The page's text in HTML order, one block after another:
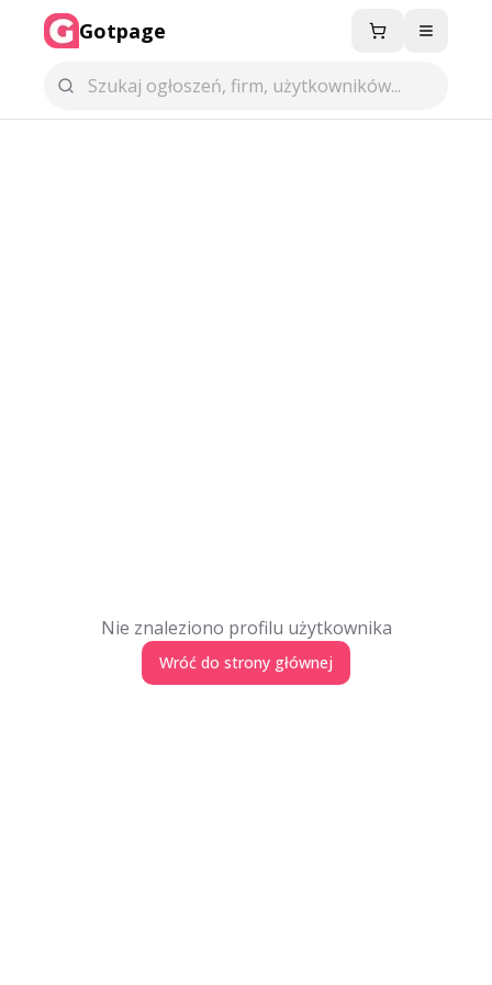
Gotpage Menu
Nie znaleziono profilu użytkownika
Wróć do strony głównej